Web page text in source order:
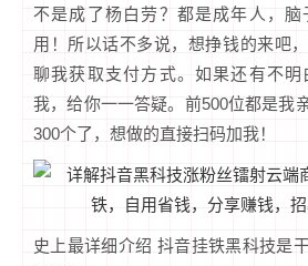
不是成了杨白劳？都是成年人，脑
用！所以话不多说，想挣钱的来吧
聊我获取支付方式。如果还有不明
我，给你一一答疑。前500位都是我
300个了，想做的直接扫码加我！
史上最详细介绍 抖音挂铁黑科技是